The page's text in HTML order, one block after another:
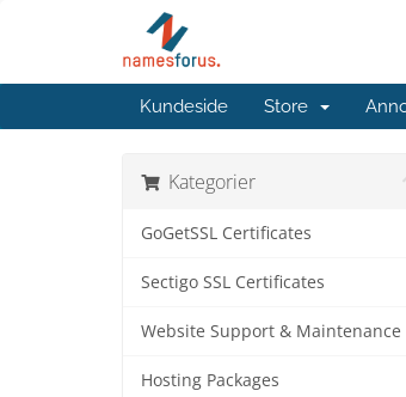
Kundeside Store
Kategorier
GoGetSSL Certificates
Sectigo SSL Certificates
Website Support & Maintenance
Hosting Packages